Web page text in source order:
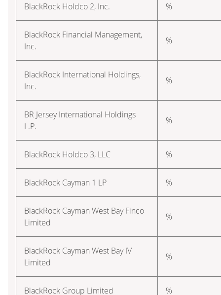
BlackRock Holdco 2, Inc. %
BlackRock Financial Management,
Inc.
%
BlackRock International Holdings,
Inc.
%
BR Jersey International Holdings
L.P.
%
BlackRock Holdco 3, LLC %
BlackRock Cayman 1 LP %
BlackRock Cayman West Bay Finco
Limited
%
BlackRock Cayman West Bay IV
Limited
%
BlackRock Group Limited %